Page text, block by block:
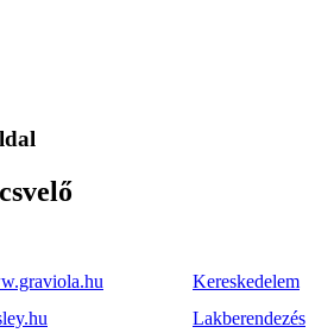
Kereskedelem
Lakberendezés